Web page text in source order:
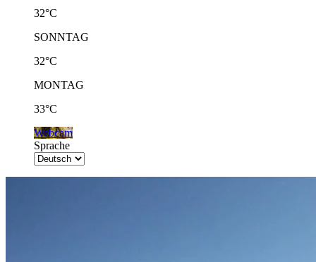
32°C
SONNTAG
32°C
MONTAG
33°C
Webcam
Sprache